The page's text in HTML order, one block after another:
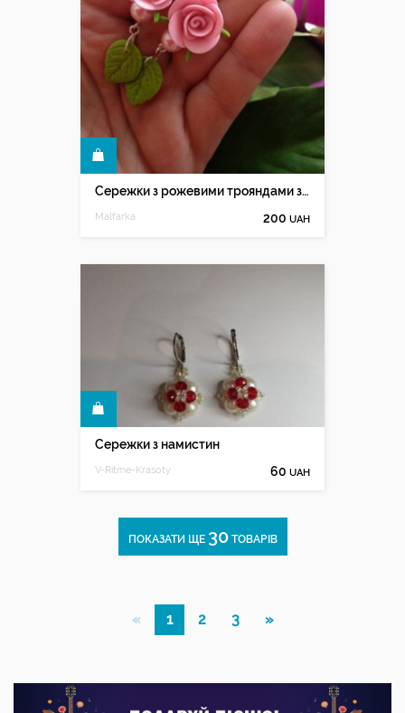
Сережки з рожевими трояндами з полімерної глини
Malfarka 200 UAH
Сережки з намистин
V-Ritme-Krasoty 60 UAH
ПОКАЗАТИ ЩЕ 30ТОВАРІВ
« 1 2 3 »